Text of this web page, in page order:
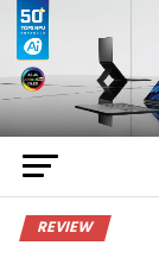
REVIEW